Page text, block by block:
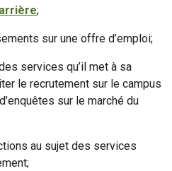
;
sur une offre d’emploi;
services qu’il met à sa
le recrutement sur le campus
sur le marché du
au sujet des services